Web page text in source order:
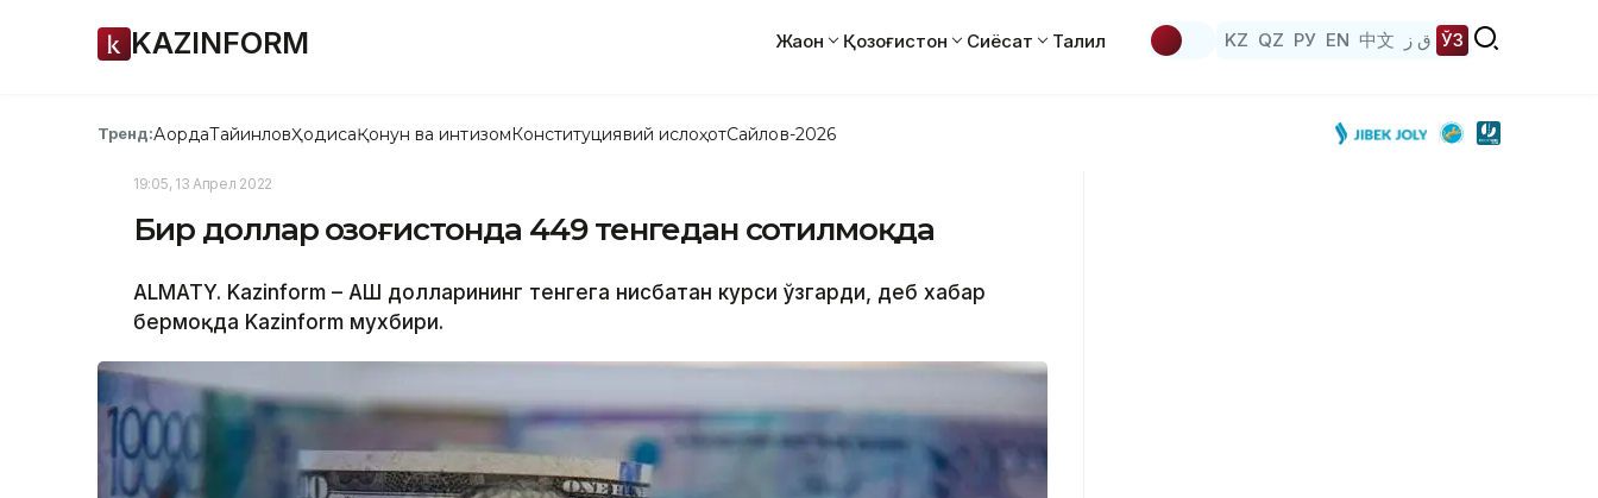
KAZINFORM Жаҳон Қозоғистон Сиёсат Таҳлил KZ QZ РУ EN 中文 ق ز ЎЗ
Тренд:АқордаТайинловҲодисаҚонун ва интизомКонституциявий ислоҳотСайлов-2026
19:05, 13 Апрел 2022
Бир доллар Қозоғистонда 449 тенгедан сотилмоқда
ALMATY. Kazinform – АҚШ долларининг тенгега нисбатан курси ўзгарди, деб хабар
бермоқда Kazinform мухбири.